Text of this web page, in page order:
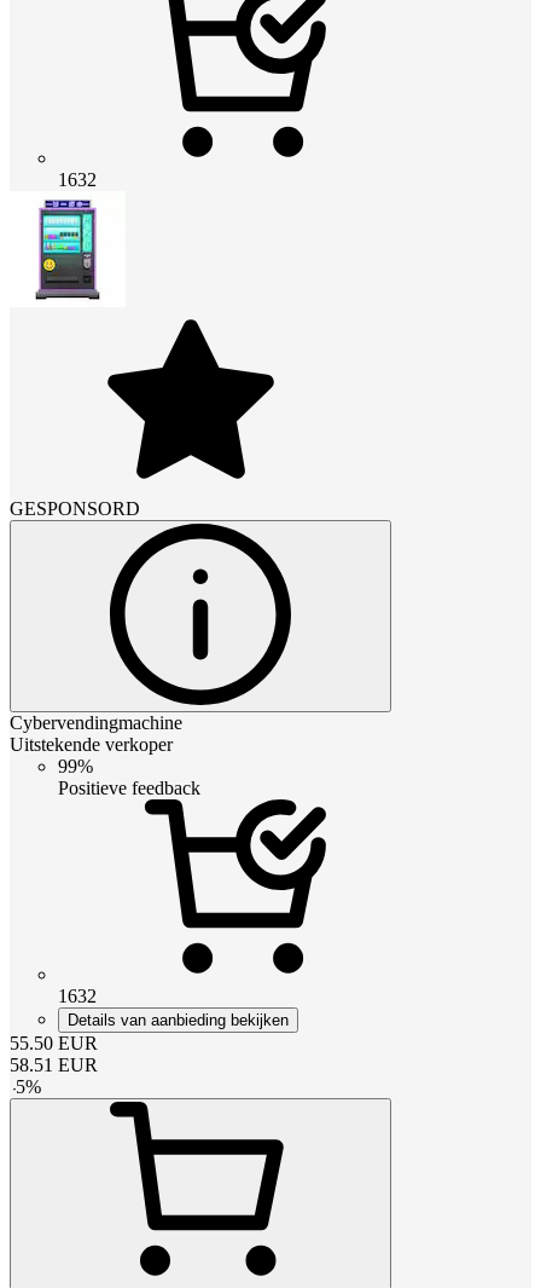
1632
GESPONSORD
Cybervendingmachine
Uitstekende verkoper
99%
Positieve feedback
1632
Details van aanbieding bekijken
55.50 EUR
58.51 EUR
-5%